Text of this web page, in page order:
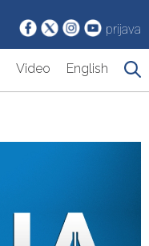
prijava
Video English